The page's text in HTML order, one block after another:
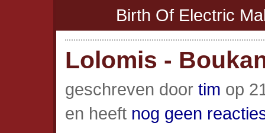
Birth Of Electric
Lolomis -
geschreven door tim op
en heeft nog geen